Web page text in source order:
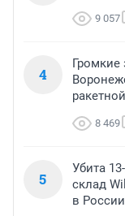
9 057
4
8 469
5
Убита
склад
в России